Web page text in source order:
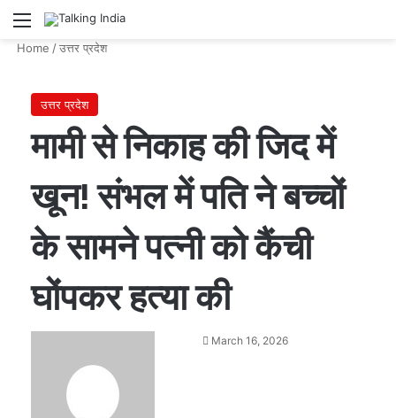
Menu
Home /उत्तर प्रदेश
उत्तर प्रदेश
मामी से निकाह की जिद में
खून! संभल में पति ने बच्चों
के सामने पत्नी को कैंची
घोंपकर हत्या की
SendMarch 16, 2026